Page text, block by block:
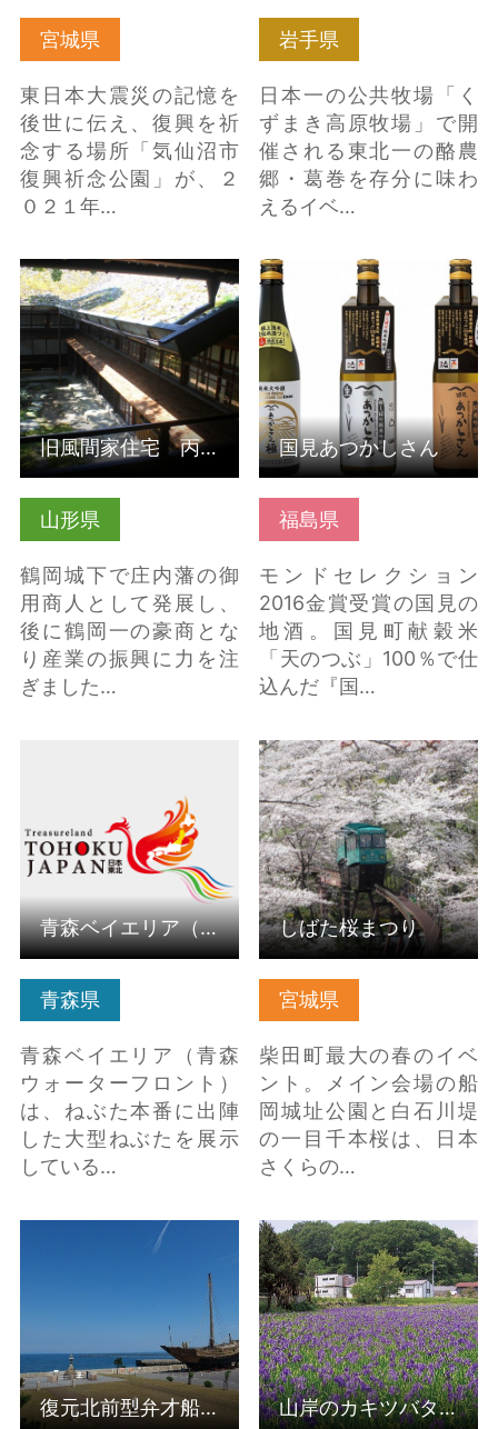
宮城県
東日本大震災の記憶を
後世に伝え、復興を祈
念する場所「気仙沼市
復興祈念公園」が、２
０２１年…
岩手県
日本一の公共牧場「く
ずまき高原牧場」で開
催される東北一の酪農
郷・葛巻を存分に味わ
えるイベ…
山形県
鶴岡城下で庄内藩の御
用商人として発展し、
後に鶴岡一の豪商とな
り産業の振興に力を注
ぎました…
旧風間家住宅 丙申
堂 ・ 風間家旧別
邸 無量光苑釈迦堂 の
詳細はこちら
旧風間家住宅 丙申堂 ・ 風間家旧別邸 無量光苑釈迦堂
福島県
モンドセレクション
2016金賞受賞の国見の
地酒。国見町献穀米
「天のつぶ」100％で仕
込んだ『国…
国見あつかしさん の詳
細はこちら
国見あつかしさん
青森県
青森ベイエリア（青森
ウォーターフロント）
は、ねぶた本番に出陣
した大型ねぶたを展示
している…
青森ベイエリア（青森ウォーターフロント）
宮城県
柴田町最大の春のイベ
ント。メイン会場の船
岡城址公園と白石川堤
の一目千本桜は、日本
さくらの…
しばた桜まつり の詳細
はこちら
しばた桜まつり
復元北前型弁才船「み
ちのく丸」 の詳細はこ
復元北前型弁才船「みちのく丸」
山岸のカキツバタ群落
の詳細はこちら
山岸のカキツバタ群落